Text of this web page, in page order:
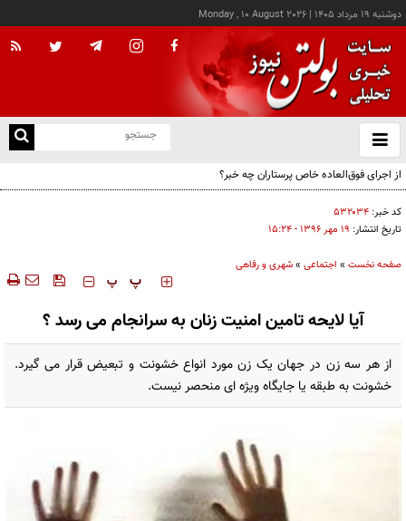
دوشنبه ۱۹ مرداد ۱۴۰۵ |
Monday , 10 August 2026
باز
و
با کاهش روند ولادت مواجه هستیم
کد خبر: ۵۳۲۰۳۴
تاریخ انتشار: ۱۹ مهر ۱۳۹۶ - ۱۵:۲۴
صفحه نخست » اجتماعی »شهری و رفاهی
‍‍‍ پ پ
آیا لایحه تامین امنیت زنان به سرانجام می رسد ؟
از هر سه زن در جهان یک زن مورد انواع خشونت و تبعیض قرار می گیرد.
خشونت به طبقه یا جایگاه ویژه ای منحصر نیست.